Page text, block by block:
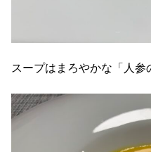
スープはまろやかな「人参